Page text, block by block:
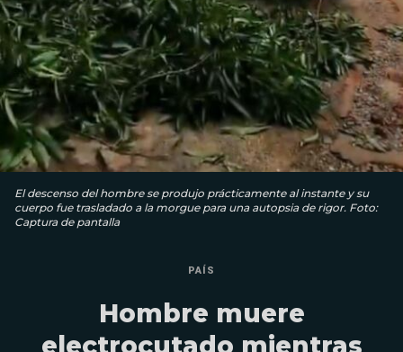
El descenso del hombre se produjo prácticamente al instante y su
cuerpo fue trasladado a la morgue para una autopsia de rigor. Foto:
Captura de pantalla
PAÍS
Hombre muere